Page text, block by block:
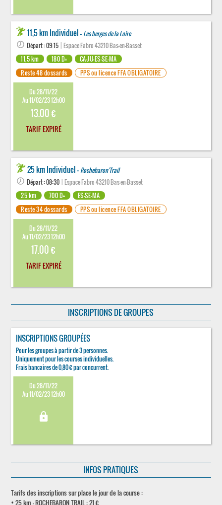
11,5 km Individuel - Les berges de la Loire
Départ : 09:15 | Espace Fabro 43210 Bas-en-Basset
11,5 km
180 D+
CA-JU-ES-SE-MA
Reste 48 dossards
PPS ou licence FFA OBLIGATOIRE
Du 28/11/22
Au 11/02/23 12h00
13.00 €
TARIF EXPIRÉ
25 km Individuel - Rochebaron'Trail
Départ : 08:30 | Espace Fabro 43210 Bas-en-Basset
25 km
700 D+
ES-SE-MA
Reste 34 dossards
PPS ou licence FFA OBLIGATOIRE
Du 28/11/22
Au 11/02/23 12h00
17.00 €
TARIF EXPIRÉ
INSCRIPTIONS DE GROUPES
INSCRIPTIONS GROUPÉES
Pour les groupes à partir de 3 personnes.
Uniquement pour les courses individuelles.
Frais bancaires de 0,80 € par concurrent.
Du 28/11/22
Au 11/02/23 12h00
lock
INFOS PRATIQUES
Tarifs des inscriptions sur place le jour de la course :
• 25 km - ROCHEBARON TRAIL : 21 €